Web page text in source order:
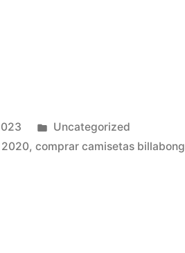
Publicado
en
Uncategorized
2020,comprar camisetas billabong